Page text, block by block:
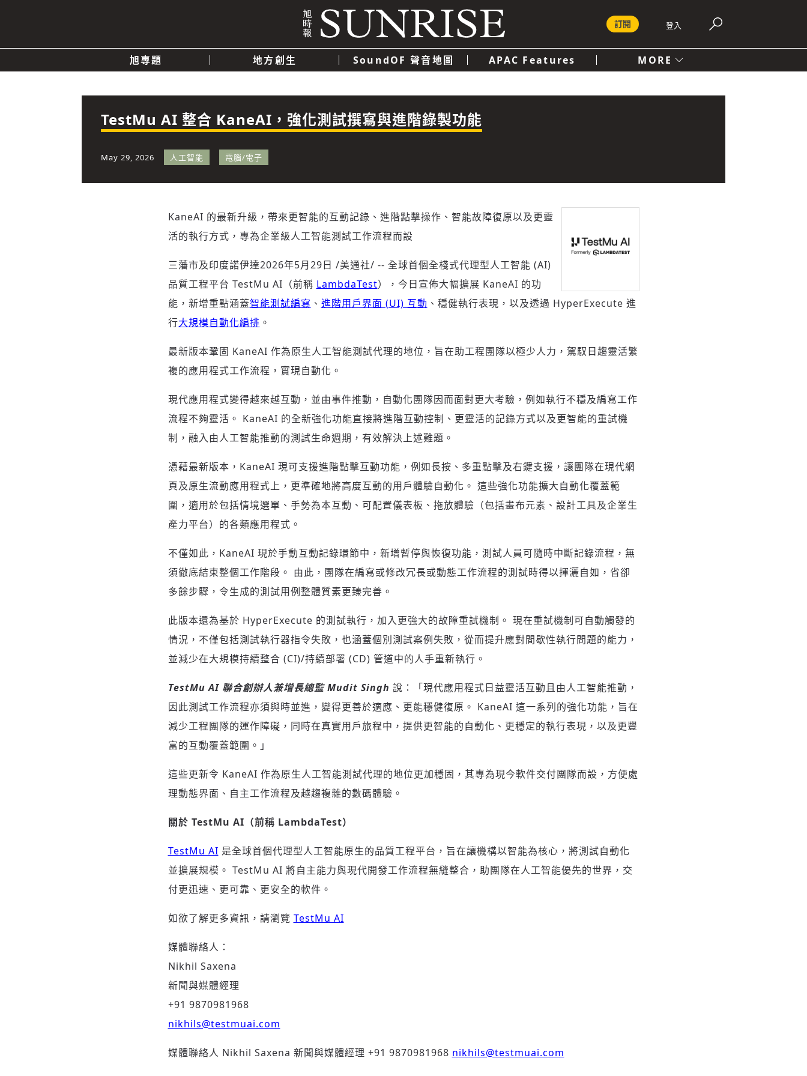
登入
訂閱
旭專題 地方創生 SoundOF 聲音地圖 APAC Features MORE
快速連結
政治 經濟 科技
登入或註冊
歡迎您加入《旭時報》
掌握國際政經脈動
輸入 Email 驗證碼
請輸入發送到的驗證碼
TestMu AI 整合 KaneAI，強化測試撰寫與進階錄製功能
May 29, 2026 人工智能 電腦/電子
KaneAI 的最新升級，帶來更智能的互動記錄、進階點擊操作、智能故障復原以及更靈
活的執行方式，專為企業級人工智能測試工作流程而設
三藩市及印度諾伊達2026年5月29日 /美通社/ -- 全球首個全棧式代理型人工智能 (AI)
品質工程平台 TestMu AI（前稱 LambdaTest），今日宣佈大幅擴展 KaneAI 的功
能，新增重點涵蓋智能測試編寫 、 進階用戶界面 (UI) 互動 、穩健執行表現，以及透過 HyperExecute 進
行大規模自動化編排 。
最新版本鞏固 KaneAI 作為原生人工智能測試代理的地位，旨在助工程團隊以極少人力，駕馭日趨靈活繁
複的應用程式工作流程，實現自動化。
現代應用程式變得越來越互動，並由事件推動，自動化團隊因而面對更大考驗，例如執行不穩及編寫工作
流程不夠靈活。 KaneAI 的全新強化功能直接將進階互動控制、更靈活的記錄方式以及更智能的重試機
制，融入由人工智能推動的測試生命週期，有效解決上述難題。
憑藉最新版本，KaneAI 現可支援進階點擊互動功能，例如長按、多重點擊及右鍵支援，讓團隊在現代網
頁及原生流動應用程式上，更準確地將高度互動的用戶體驗自動化。 這些強化功能擴大自動化覆蓋範
圍，適用於包括情境選單、手勢為本互動、可配置儀表板、拖放體驗（包括畫布元素、設計工具及企業生
產力平台）的各類應用程式。
不僅如此，KaneAI 現於手動互動記錄環節中，新增暫停與恢復功能，測試人員可隨時中斷記錄流程，無
須徹底結束整個工作階段。 由此，團隊在編寫或修改冗長或動態工作流程的測試時得以揮灑自如，省卻
多餘步驟，令生成的測試用例整體質素更臻完善。
此版本還為基於 HyperExecute 的測試執行，加入更強大的故障重試機制。 現在重試機制可自動觸發的
情況，不僅包括測試執行器指令失敗，也涵蓋個別測試案例失敗，從而提升應對間歇性執行問題的能力，
並減少在大規模持續整合 (CI)/持續部署 (CD) 管道中的人手重新執行。
TestMu AI 聯合創辦人兼增長總監Mudit Singh 說：「現代應用程式日益靈活互動且由人工智能推動，
因此測試工作流程亦須與時並進，變得更善於適應、更能穩健復原。 KaneAI 這一系列的強化功能，旨在
減少工程團隊的運作障礙，同時在真實用戶旅程中，提供更智能的自動化、更穩定的執行表現，以及更豐
富的互動覆蓋範圍。」
這些更新令 KaneAI 作為原生人工智能測試代理的地位更加穩固，其專為現今軟件交付團隊而設，方便處
理動態界面、自主工作流程及越趨複雜的數碼體驗。
關於 TestMu AI （前稱 LambdaTest）
TestMu AI 是全球首個代理型人工智能原生的品質工程平台，旨在讓機構以智能為核心，將測試自動化
並擴展規模。 TestMu AI 將自主能力與現代開發工作流程無縫整合，助團隊在人工智能優先的世界，交
付更迅速、更可靠、更安全的軟件。
如欲了解更多資訊，請瀏覽 TestMu AI
媒體聯絡人：
Nikhil Saxena
新聞與媒體經理
+91 9870981968
nikhils@testmuai.com
媒體聯絡人 Nikhil Saxena 新聞與媒體經理 +91 9870981968 nikhils@testmuai.com